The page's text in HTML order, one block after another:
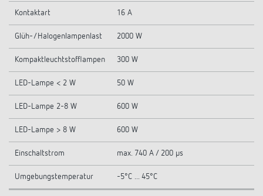
Kontaktart 16 A
Glüh-/Halogenlampenlast 2000 W
Kompaktleuchtstofflampen 300 W
LED-Lampe < 2 W 50 W
LED-Lampe 2-8 W 600 W
LED-Lampe > 8 W 600 W
Einschaltstrom max. 740 A / 200 µs
Umgebungstemperatur -5°C ... 45°C